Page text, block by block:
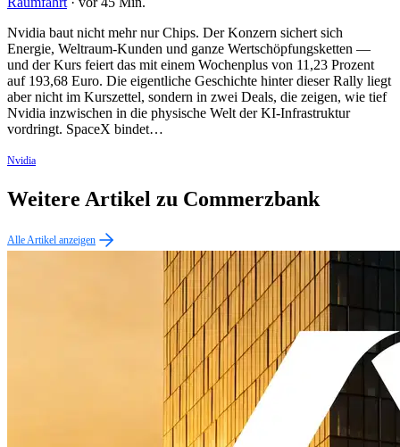
Nvidia baut nicht mehr nur Chips. Der Konzern sichert sich
Energie, Weltraum-Kunden und ganze Wertschöpfungsketten —
und der Kurs feiert das mit einem Wochenplus von 11,23 Prozent
auf 193,68 Euro. Die eigentliche Geschichte hinter dieser Rally liegt
aber nicht im Kurszettel, sondern in zwei Deals, die zeigen, wie tief
Nvidia inzwischen in die physische Welt der KI-Infrastruktur
vordringt. SpaceX bindet…
Nvidia
Weitere Artikel zu Commerzbank
Alle Artikel anzeigen